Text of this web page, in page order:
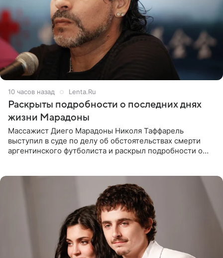
10 часов назад Lenta.Ru
Раскрыты подробности о последних днях
жизни Марадоны
Массажист Диего Марадоны Николя Таффарель
выступил в суде по делу об обстоятельствах смерти
аргентинского футболиста и раскрыл подробности о